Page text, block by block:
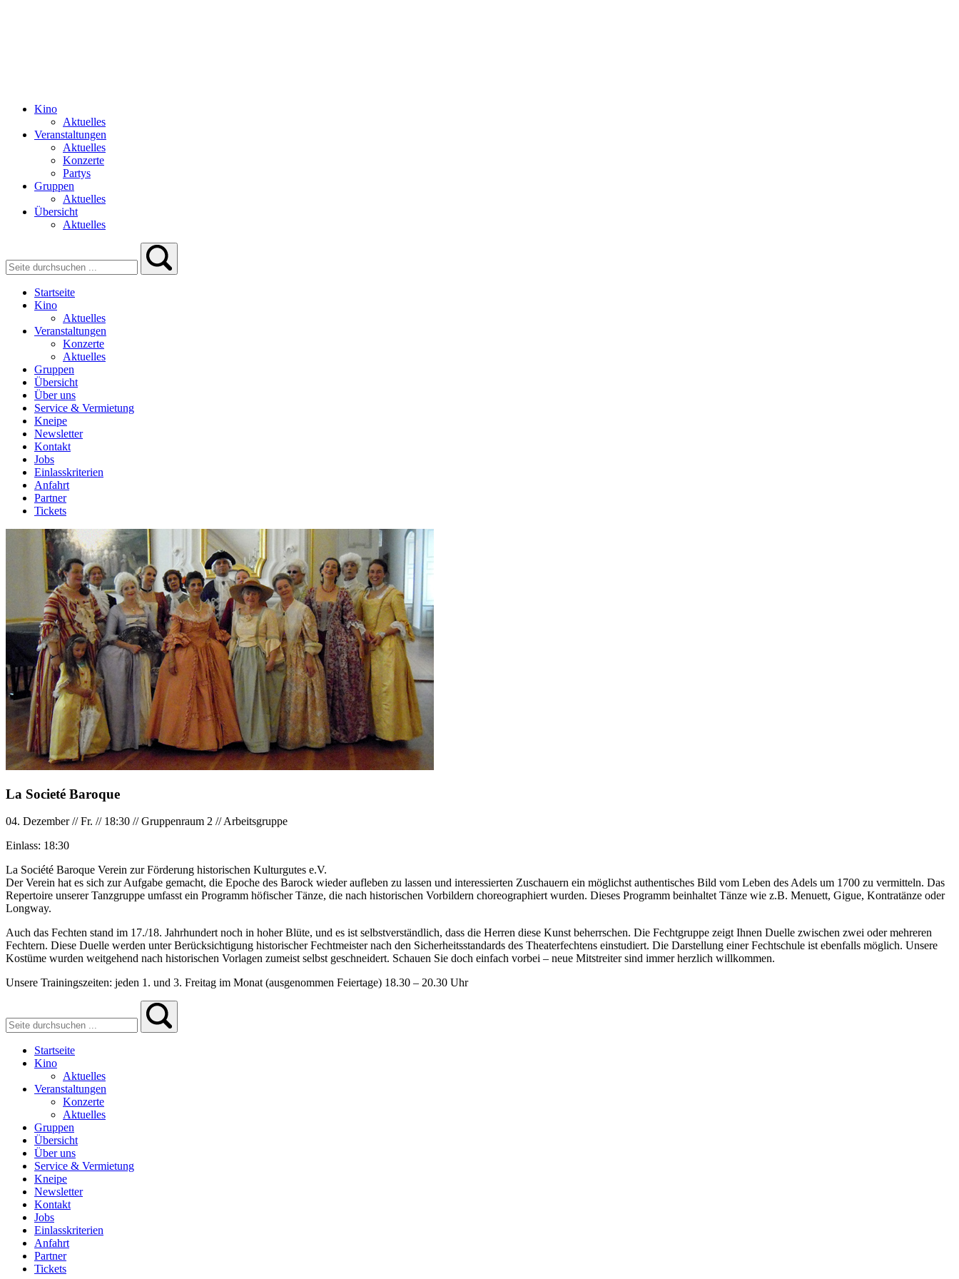
Kino
Aktuelles
Veranstaltungen
Aktuelles
Konzerte
Partys
Gruppen
Aktuelles
Übersicht
Aktuelles
Startseite
Kino
Aktuelles
Veranstaltungen
Konzerte
Aktuelles
Gruppen
Übersicht
Über uns
Service & Vermietung
Kneipe
Newsletter
Kontakt
Jobs
Einlasskriterien
Anfahrt
Partner
Tickets
La Societé Baroque
04. Dezember//Fr. // 18:30 //Gruppenraum 2 //Arbeitsgruppe
Einlass: 18:30
La Société Baroque Verein zur Förderung historischen Kulturgutes e.V.
Der Verein hat es sich zur Aufgabe gemacht, die Epoche des Barock wieder aufleben zu lassen und interessierten Zuschauern ein möglichst authentisches Bild vom Leben des Adels um 1700 zu vermitteln. Das
Repertoire unserer Tanzgruppe umfasst ein Programm höfischer Tänze, die nach historischen Vorbildern choreographiert wurden. Dieses Programm beinhaltet Tänze wie z.B. Menuett, Gigue, Kontratänze oder
Longway.
Auch das Fechten stand im 17./18. Jahrhundert noch in hoher Blüte, und es ist selbstverständlich, dass die Herren diese Kunst beherrschen. Die Fechtgruppe zeigt Ihnen Duelle zwischen zwei oder mehreren
Fechtern. Diese Duelle werden unter Berücksichtigung historischer Fechtmeister nach den Sicherheitsstandards des Theaterfechtens einstudiert. Die Darstellung einer Fechtschule ist ebenfalls möglich. Unsere
Kostüme wurden weitgehend nach historischen Vorlagen zumeist selbst geschneidert. Schauen Sie doch einfach vorbei – neue Mitstreiter sind immer herzlich willkommen.
Unsere Trainingszeiten: jeden 1. und 3. Freitag im Monat (ausgenommen Feiertage) 18.30 – 20.30 Uhr
Startseite
Kino
Aktuelles
Veranstaltungen
Konzerte
Aktuelles
Gruppen
Übersicht
Über uns
Service & Vermietung
Kneipe
Newsletter
Kontakt
Jobs
Einlasskriterien
Anfahrt
Partner
Tickets